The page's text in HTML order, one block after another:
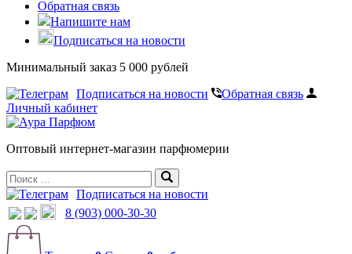
Обратная связь
Напишите нам
Подписаться на новости
Минимальный заказ 5 000 рублей
Подписаться на новости
Обратная связь
Личный кабинет
Оптовый интернет-магазин парфюмерии
Подписаться на новости
8 (903) 000-30-30